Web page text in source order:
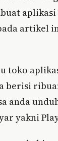
artikel
toko
berisi
anda
yakni